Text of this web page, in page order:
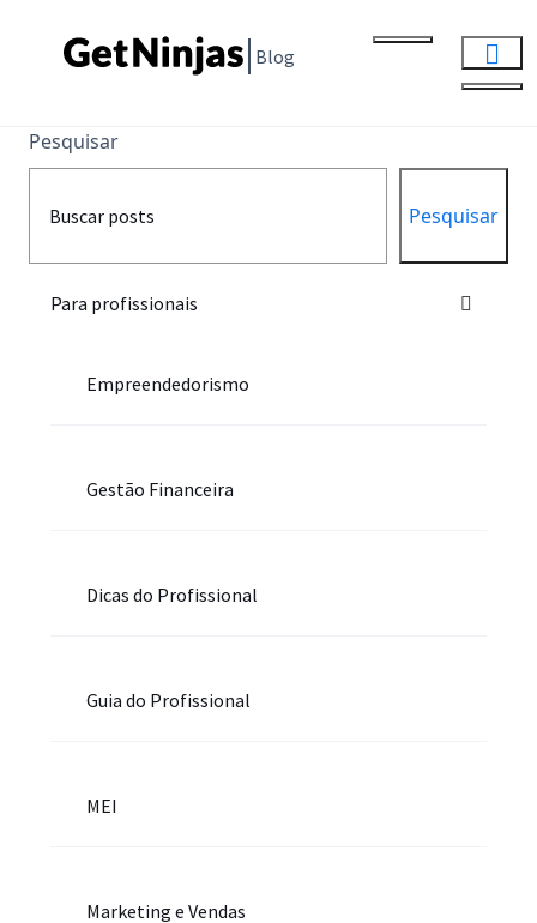
Blog
Pesquisar
Pesquisar
Para profissionais
Empreendedorismo
Gestão Financeira
Dicas do Profissional
Guia do Profissional
MEI
Marketing e Vendas